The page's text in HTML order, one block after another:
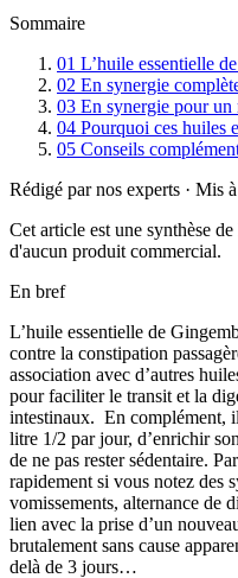
Sommaire
01 L’huile essentielle
02 En synergie
03 En synergie pour un
04 Pourquoi ces huiles
05 Conseils
Rédigé par nos experts · Mis
Cet article est une synthèse
d'aucun produit commercial.
En bref
L’huile essentielle de
contre la constipation
association avec d’autres
pour faciliter le transit et la
intestinaux. En complément,
litre 1/2 par jour, d’enrichir
de ne pas rester sédentaire.
rapidement si vous notez des
vomissements, alternance de
lien avec la prise d’un
brutalement sans cause
delà de 3 jours…